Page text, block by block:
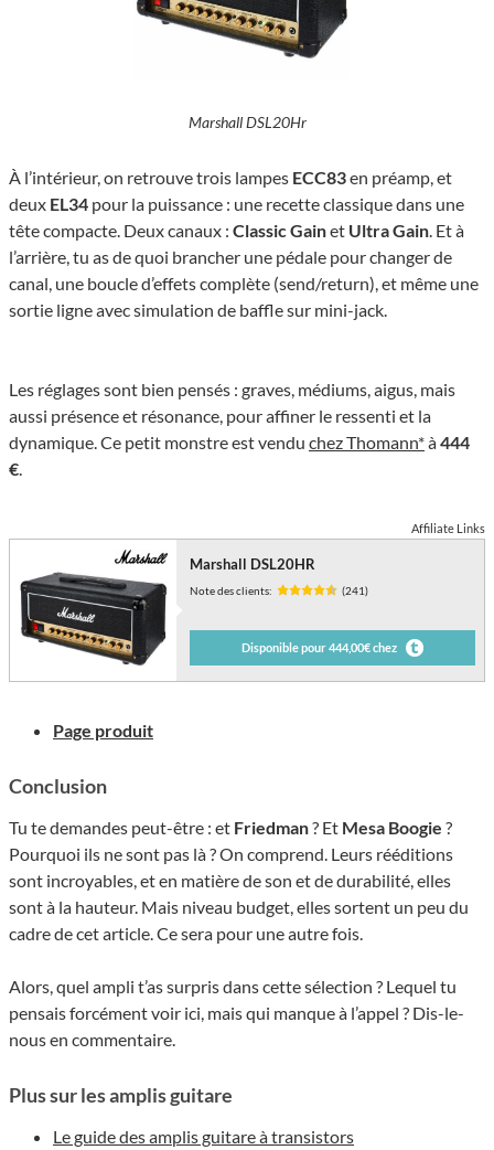
Marshall DSL20Hr
À l’intérieur, on retrouve trois lampes ECC83en préamp, et
deux EL34 pour la puissance : une recette classique dans une
tête compacte. Deux canaux : Classic Gainet Ultra Gain. Et à
l’arrière, tu as de quoi brancher une pédale pour changer de
canal, une boucle d’effets complète (send/return), et même une
sortie ligne avec simulation de baffle sur mini-jack.
Les réglages sont bien pensés : graves, médiums, aigus, mais
aussi présence et résonance, pour affiner le ressenti et la
dynamique. Ce petit monstre est vendu chez Thomann*à444
€.
Affiliate Links
Marshall DSL20HR
Note des clients: (241)
Disponible pour 444,00€ chez
Page produit
Conclusion
Tu te demandes peut-être : et Friedman? Et Mesa Boogie ?
Pourquoi ils ne sont pas là ? On comprend. Leurs rééditions
sont incroyables, et en matière de son et de durabilité, elles
sont à la hauteur. Mais niveau budget, elles sortent un peu du
cadre de cet article. Ce sera pour une autre fois.
Alors, quel ampli t’as surpris dans cette sélection ? Lequel tu
pensais forcément voir ici, mais qui manque à l’appel ? Dis-le-
nous en commentaire.
Plus sur les amplis guitare
Le guide des amplis guitare à transistors